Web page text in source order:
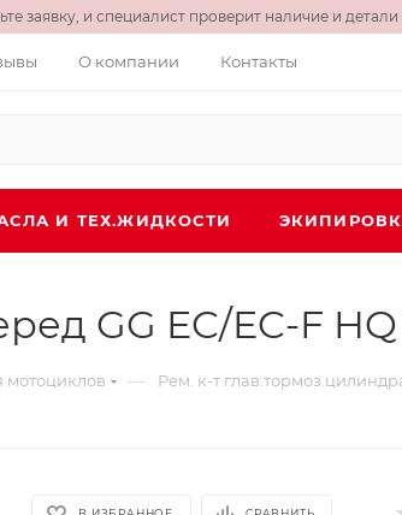
заявку, и специалист проверит наличие и
О компании Контакты
И ТЕХ.ЖИДКОСТИ
GG EC/EC-F
мотоциклов — Рем. к-т